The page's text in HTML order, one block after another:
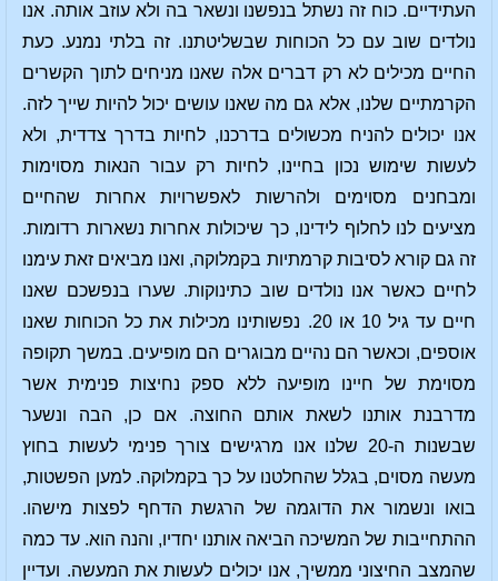
העתידיים. כוח זה נשתל בנפשנו ונשאר בה ולא עוזב אותה. אנו
נולדים שוב עם כל הכוחות שבשליטתנו. זה בלתי נמנע. כעת
החיים מכילים לא רק דברים אלה שאנו מניחים לתוך הקשרים
הקרמתיים שלנו, אלא גם מה שאנו עושים יכול להיות שייך לזה.
אנו יכולים להניח מכשולים בדרכנו, לחיות בדרך צדדית, ולא
לעשות שימוש נכון בחיינו, לחיות רק עבור הנאות מסוימות
ומבחנים מסוימים ולהרשות לאפשרויות אחרות שהחיים
מציעים לנו לחלוף לידינו, כך שיכולות אחרות נשארות רדומות.
זה גם קורא לסיבות קרמתיות בקמלוקה, ואנו מביאים זאת עימנו
לחיים כאשר אנו נולדים שוב כתינוקות. שערו בנפשכם שאנו
חיים עד גיל 10 או 20. נפשותינו מכילות את כל הכוחות שאנו
אוספים, וכאשר הם נהיים מבוגרים הם מופיעים. במשך תקופה
מסוימת של חיינו מופיעה ללא ספק נחיצות פנימית אשר
מדרבנת אותנו לשאת אותם החוצה. אם כן, הבה ונשער
שבשנות ה-20 שלנו אנו מרגישים צורך פנימי לעשות בחוץ
מעשה מסוים, בגלל שהחלטנו על כך בקמלוקה. למען הפשטות,
בואו ונשמור את הדוגמה של הרגשת הדחף לפצות מישהו.
ההתחייבות של המשיכה הביאה אותנו יחדיו, והנה הוא. עד כמה
שהמצב החיצוני ממשיך, אנו יכולים לעשות את המעשה. ועדיין